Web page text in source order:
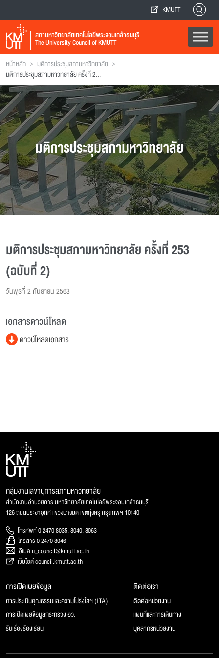
KMUTT
สภามหาวิทยาลัยเทคโนโลยีพระจอมเกล้าธนบุรี
The University Council of KMUTT
หน้าหลัก > มติการประชุมสภามหาวิทยาลัย >
มติการประชุมสภามหาวิทยาลัย ครั้งที่ 253 (ฉบับที่ 2)
มติการประชุมสภามหาวิทยาลัย
มติการประชุมสภามหาวิทยาลัย ครั้งที่ 253
(ฉบับที่ 2)
วันพุธที่ 2 กันยายน 2563
เอกสารดาวน์โหลด
ดาวน์โหลดเอกสาร
กลุ่มงานเลขานุการสภามหาวิทยาลัย
สำนักงานอำนวยการ มหาวิทยาลัยเทคโนโลยีพระจอมเกล้าธนบุรี
126 ถนนประชาอุทิศ แขวงบางมด เขตทุ่งครุ กรุงเทพฯ 10140
โทรศัพท์ 0 2470 8035, 8040, 8063
โทรสาร 0 2470 8046
อีเมล u_council@kmutt.ac.th
เว็บไซต์ council.kmutt.ac.th
การเปิดเผยข้อมูล
การประเมินคุณธรรมและความโปร่งใสฯ (ITA)
การเปิดเผยข้อมูลกระทรวง อว.
รับเรื่องร้องเรียน
ติดต่อเรา
ติดต่อหน่วยงาน
แผนที่และการเดินทาง
บุคลากรหน่วยงาน